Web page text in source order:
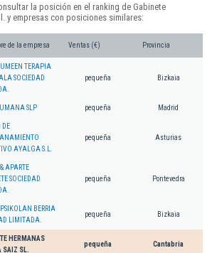
la posición en el ranking de Gabinete
y empresas con posiciones similares:
de la empresa Ventas (€) Provincia
TERAPIA
SOCIEDAD
pequeña Bizkaia
SLP pequeña Madrid
DE
AYALGA S.L.
pequeña Asturias
APARTE
SOCIEDAD
pequeña Pontevedra
BERRIA
LIMITADA.
pequeña Bizkaia
HERMANAS
SAIZ SL.
pequeña Cantabria